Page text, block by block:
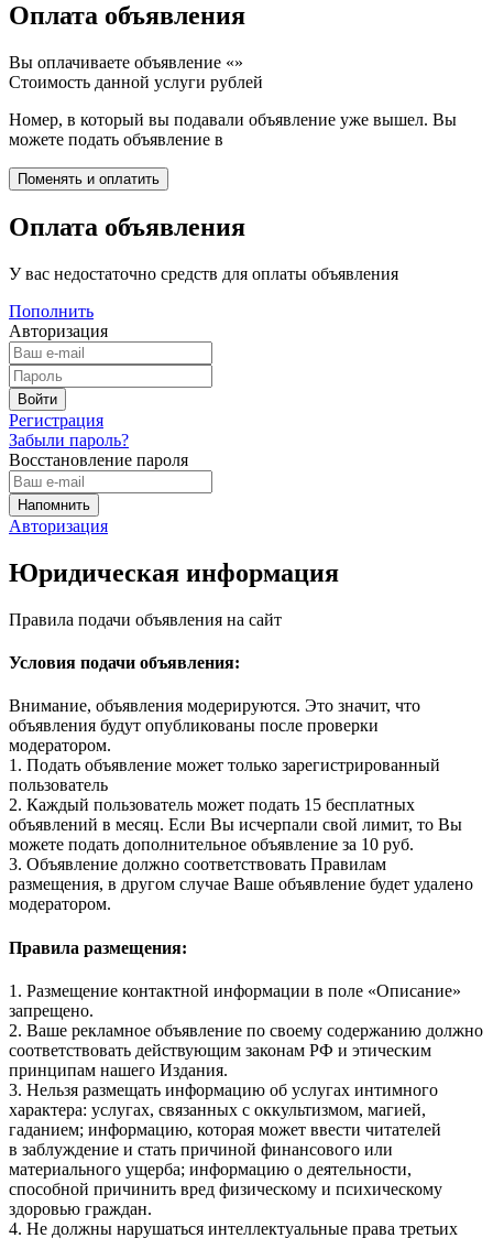
Оплата объявления
Вы оплачиваете объявление «»
Стоимость данной услуги рублей
Номер, в который вы подавали объявление уже вышел. Вы
можете подать объявление в
Оплата объявления
У вас недостаточно средств для оплаты объявления
Пополнить
Авторизация
Регистрация
Забыли пароль?
Восстановление пароля
Авторизация
Юридическая информация
Правила подачи объявления на сайт
Условия подачи объявления:
Внимание, объявления модерируются. Это значит, что
объявления будут опубликованы после проверки
модератором.
1. Подать объявление может только зарегистрированный
пользователь
2. Каждый пользователь может подать 15 бесплатных
объявлений в месяц. Если Вы исчерпали свой лимит, то Вы
можете подать дополнительное объявление за 10 руб.
3. Объявление должно соответствовать Правилам
размещения, в другом случае Ваше объявление будет удалено
модератором.
Правила размещения:
1. Размещение контактной информации в поле «Описание»
запрещено.
2. Ваше рекламное объявление по своему содержанию должно
соответствовать действующим законам РФ и этическим
принципам нашего Издания.
3. Нельзя размещать информацию об услугах интимного
характера: услугах, связанных с оккультизмом, магией,
гаданием; информацию, которая может ввести читателей
в заблуждение и стать причиной финансового или
материального ущерба; информацию о деятельности,
способной причинить вред физическому и психическому
здоровью граждан.
4. Не должны нарушаться интеллектуальные права третьих